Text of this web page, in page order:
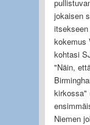
jokaisen
kokemus
kohtasi
"Näin,
kirkossa"
Niemen